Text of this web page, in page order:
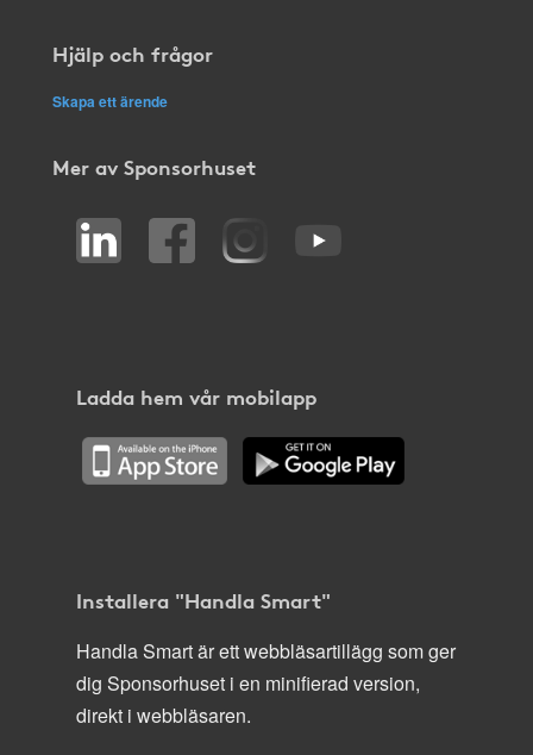
Hjälp och frågor
Skapa ett ärende
Mer av Sponsorhuset
Ladda hem vår mobilapp
Installera "Handla Smart"
Handla Smart är ett webbläsartillägg som ger
dig Sponsorhuset i en minifierad version,
direkt i webbläsaren.